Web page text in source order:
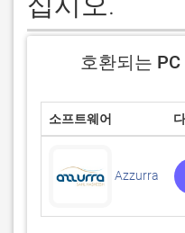
호환되는
소프트웨어
Azzurra